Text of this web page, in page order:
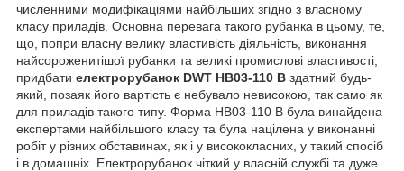
численними модифікаціями найбільших згідно з власному
класу приладів. Основна перевага такого рубанка в цьому, те,
що, попри власну велику властивість діяльність, виконання
найсороженитішої рубанки та великі промислові властивості,
придбати електрорубанок DWT HB03-110 B здатний будь-
який, позаяк його вартість є небувало невисокою, так само як
для приладів такого типу. Форма HB03-110 B була винайдена
експертами найбільшого класу та була націлена у виконанні
робіт у різних обставинах, як і у висококласних, у такий спосіб
і в домашніх. Електрорубанок чіткий у власній службі та дуже